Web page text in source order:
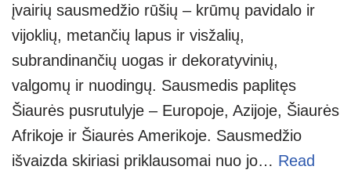
įvairių sausmedžio rūšių – krūmų pavidalo ir
vijoklių, metančių lapus ir visžalių,
subrandinančių uogas ir dekoratyvinių,
valgomų ir nuodingų. Sausmedis paplitęs
Šiaurės pusrutulyje – Europoje, Azijoje, Šiaurės
Afrikoje ir Šiaurės Amerikoje. Sausmedžio
išvaizda skiriasi priklausomai nuo jo… Read